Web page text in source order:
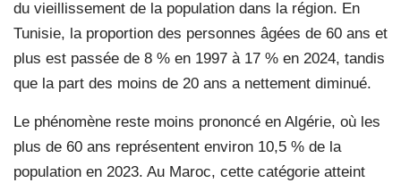
du vieillissement de la population dans la région. En
Tunisie, la proportion des personnes âgées de 60 ans et
plus est passée de 8 % en 1997 à 17 % en 2024, tandis
que la part des moins de 20 ans a nettement diminué.
Le phénomène reste moins prononcé en Algérie, où les
plus de 60 ans représentent environ 10,5 % de la
population en 2023. Au Maroc, cette catégorie atteint